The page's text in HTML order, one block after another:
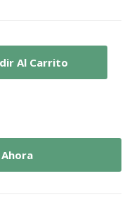
Al Carrito